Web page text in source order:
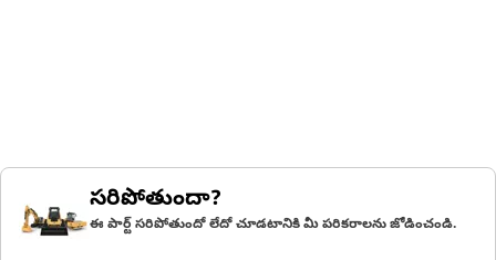
సరిపోతుందా?
ఈ పార్ట్ సరిపోతుందో లేదో చూడటానికి మీ పరికరాలను జోడించండి.